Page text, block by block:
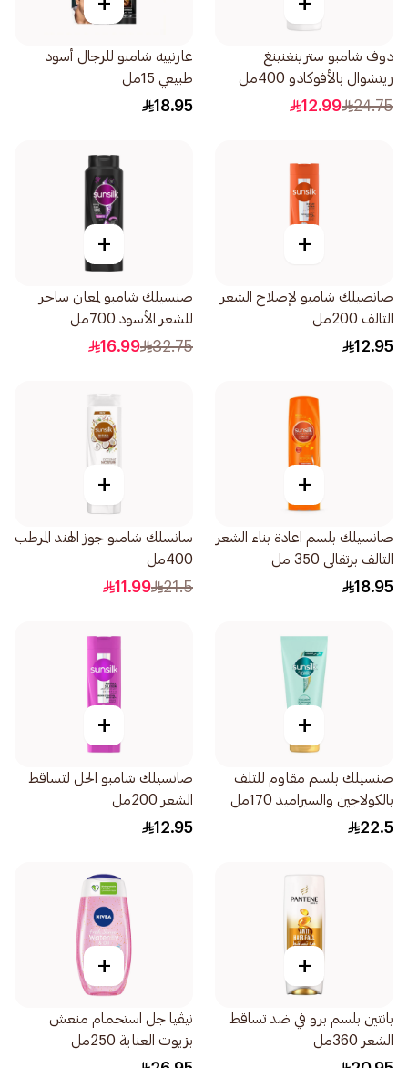
دوف شامبو سترينغنينغ
ريتشوال بالأفوكادو 400مل
24.75
12.99
غارنييه شامبو للرجال أسود
طبيعي 15مل
18.95
+
صانصيلك شامبو لإصلاح الشعر
التالف 200مل
12.95
+
صنسيلك شامبو لمعان ساحر
للشعر الأسود 700مل
32.75
16.99
+
صانسيلك بلسم اعادة بناء الشعر
التالف برتقالي 350 مل
18.95
+
سانسلك شامبو جوز الهند المرطب
400مل
21.5
11.99
+
صنسيلك بلسم مقاوم للتلف
بالكولاجين والسيراميد 170مل
22.5
+
صانسيلك شامبو الحل لتساقط
الشعر 200مل
12.95
+
بانتين بلسم برو في ضد تساقط
الشعر 360مل
+
نيڤيا جل استحمام منعش
بزيوت العناية 250مل